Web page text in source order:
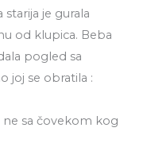
starija je gurala
od klupica. Beba
pogled sa
joj se obratila :
ne sa čovekom kog